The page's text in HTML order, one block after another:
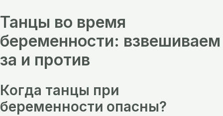
Танцы во время
беременности: взвешиваем
за и против
Когда танцы при
беременности опасны?